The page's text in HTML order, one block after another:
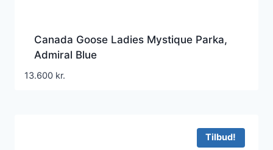
Canada Goose Ladies Mystique Parka,
Admiral Blue
13.600 kr.
Tilbud!